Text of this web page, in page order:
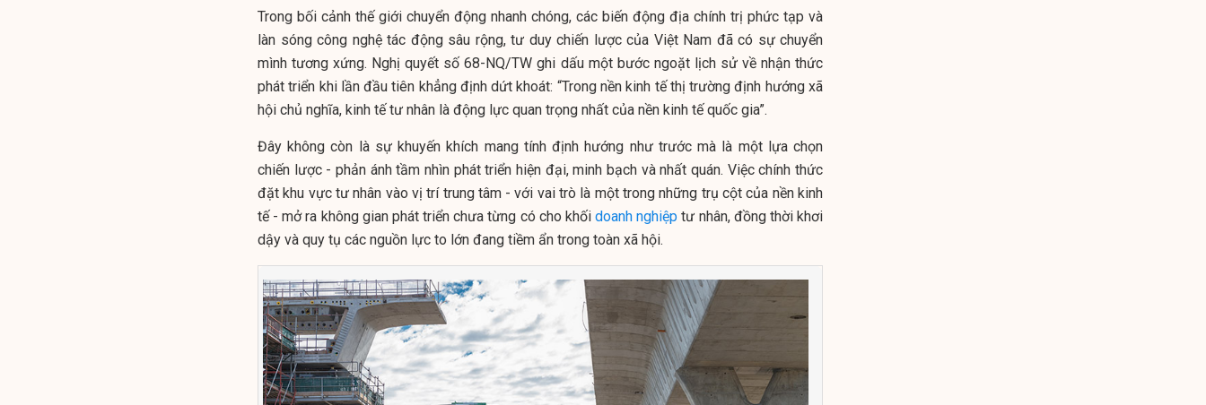
Trong bối cảnh thế giới chuyển động nhanh chóng, các biến động địa chính trị phức tạp và
làn sóng công nghệ tác động sâu rộng, tư duy chiến lược của Việt Nam đã có sự chuyển
mình tương xứng. Nghị quyết số 68-NQ/TW ghi dấu một bước ngoặt lịch sử về nhận thức
phát triển khi lần đầu tiên khẳng định dứt khoát: “Trong nền kinh tế thị trường định hướng xã
hội chủ nghĩa, kinh tế tư nhân là động lực quan trọng nhất của nền kinh tế quốc gia”.
Đây không còn là sự khuyến khích mang tính định hướng như trước mà là một lựa chọn
chiến lược - phản ánh tầm nhìn phát triển hiện đại, minh bạch và nhất quán. Việc chính thức
đặt khu vực tư nhân vào vị trí trung tâm - với vai trò là một trong những trụ cột của nền kinh
tế - mở ra không gian phát triển chưa từng có cho khốidoanh nghiệp tư nhân, đồng thời khơi
dậy và quy tụ các nguồn lực to lớn đang tiềm ẩn trong toàn xã hội.